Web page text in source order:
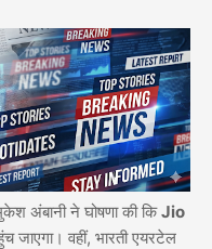
अंबानी ने घोषणा की किJio
वहीं, भारती एयरटेल